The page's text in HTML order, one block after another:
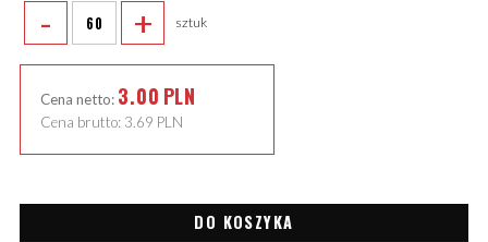
- + sztuk
Cena netto: 3.00 PLN
Cena brutto: 3.69 PLN
DO KOSZYKA